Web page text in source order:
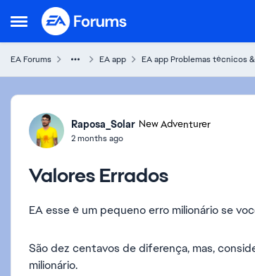
Open Side Menu
Skip to content
EA Forums EA app EA app Problemas técnicos
Forum Discussion
Raposa_Solar New Adventurer
2 months ago
Valores Errados
EA esse é um pequeno erro milionário se
São dez centavos de diferença, mas,
milionário.